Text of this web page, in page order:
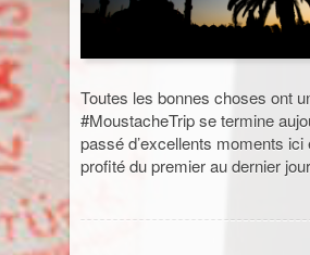
Pérou
Toutes les bonnes choses ont
#MoustacheTrip se termine
passé d’excellents moments ici
profité du premier au dernier